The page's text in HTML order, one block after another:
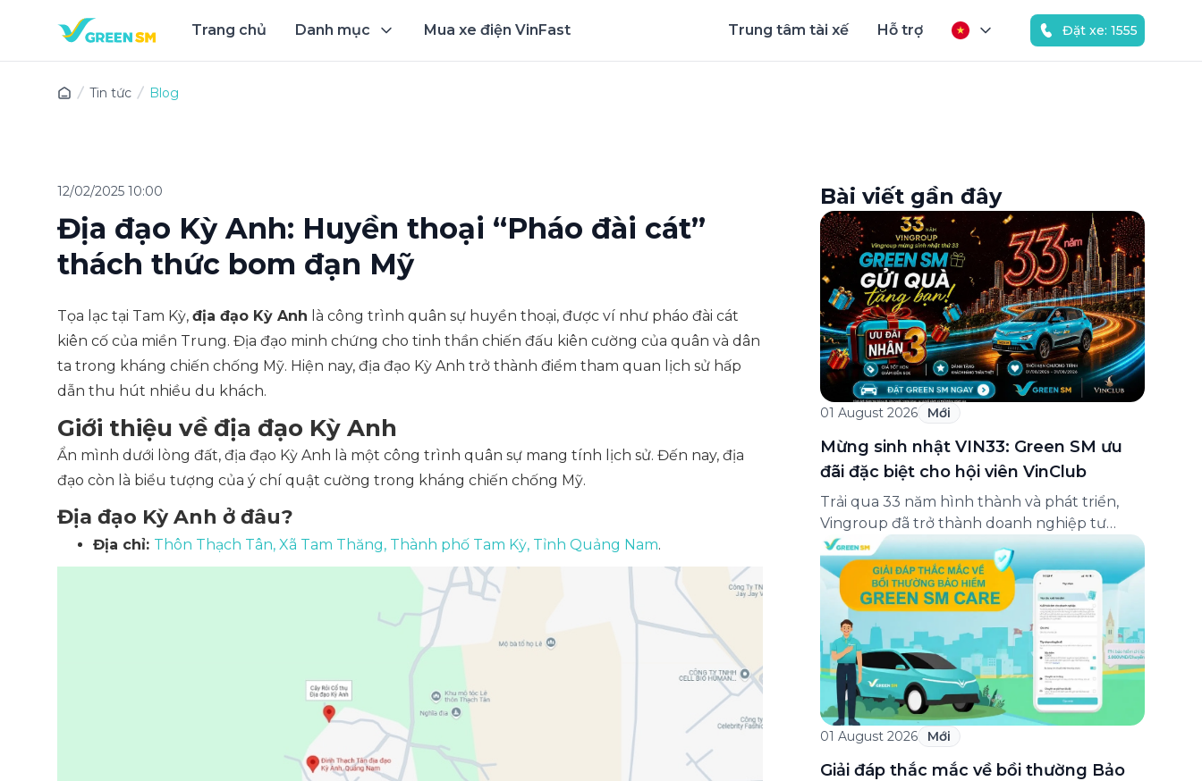
Trang chủ Danh mục Mua xe điện VinFast Trung tâm tài xế Hỗ trợ Đặt xe: 1555
Tin tức Blog
12/02/2025 10:00
Địa đạo Kỳ Anh: Huyền thoại “Pháo đài cát”
thách thức bom đạn Mỹ
Tọa lạc tại Tam Kỳ, địa đạo Kỳ Anh là công trình quân sự huyền thoại, được ví như pháo đài cát
kiên cố của miền Trung. Địa đạo minh chứng cho tinh thần chiến đấu kiên cường của quân và dân
ta trong kháng chiến chống Mỹ. Hiện nay, địa đạo Kỳ Anh trở thành điểm tham quan lịch sử hấp
dẫn thu hút nhiều du khách.
Giới thiệu về địa đạo Kỳ Anh
Ẩn mình dưới lòng đất, địa đạo Kỳ Anh là một công trình quân sự mang tính lịch sử. Đến nay, địa
đạo còn là biểu tượng của ý chí quật cường trong kháng chiến chống Mỹ.
Địa đạo Kỳ Anh ở đâu?
Địa chỉ: Thôn Thạch Tân, Xã Tam Thăng, Thành phố Tam Kỳ, Tỉnh Quảng Nam.
Bài viết gần đây
01 August 2026 Mới
Mừng sinh nhật VIN33: Green SM ưu
đãi đặc biệt cho hội viên VinClub
Trải qua 33 năm hình thành và phát triển,
Vingroup đã trở thành doanh nghiệp tư
nhân đa ngành lớn nhất Việt Nam, lọt Top 30
doanh nghiệp lớn nhất Đông Nam Á theo
bảng xếp hạng của Tạp chí Fortune (Mỹ).
Nhân kỷ niệm 33 năm thành lập (8/8/1993
đến 8/8/2026), Green SM trân […]
01 August 2026 Mới
Giải đáp thắc mắc về bồi thường Bảo